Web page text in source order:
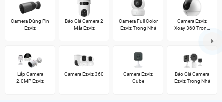
Camera Dùng Pin
Ezviz
Báo Giá Camera 2
Mắt Ezviz
Camera Full Color
Ezviz Trong Nhà
Camera Ezviz
Xoay 360 Trong
Lắp Camera
2.0MP Ezviz
Camera Ezviz 360
Camera Ezviz
Cube
Báo Giá Camera
Ezviz Trong Nhà